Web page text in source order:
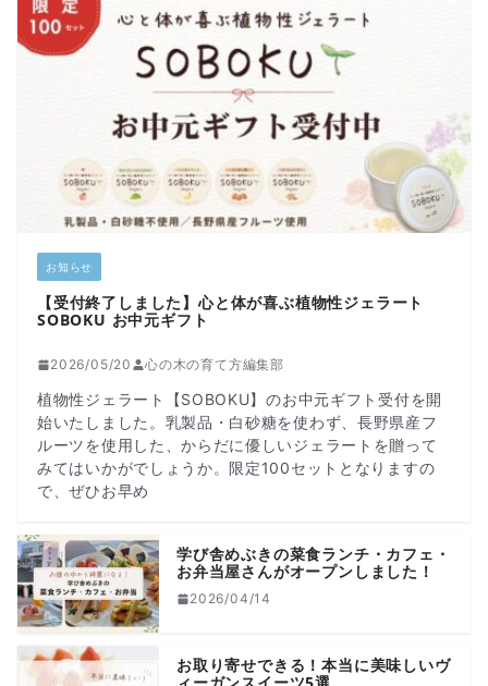
お知らせ
【受付終了しました】心と体が喜ぶ植物性ジェラート
SOBOKU お中元ギフト
2026/05/20 心の木の育て方編集部
植物性ジェラート【SOBOKU】のお中元ギフト受付を開
始いたしました。乳製品・白砂糖を使わず、長野県産フ
ルーツを使用した、からだに優しいジェラートを贈って
みてはいかがでしょうか。限定100セットとなりますの
で、ぜひお早め
学び舎めぶきの菜食ランチ・カフェ・
お弁当屋さんがオープンしました！
2026/04/14
お取り寄せできる！本当に美味しいヴ